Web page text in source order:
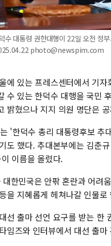
수 대통령 권한대행이 22일 오전 정
photo@newspim.com
에 있는 프레스센터에서 기
수 있는 한덕수 대행을 국민
밝혔으나 지지 의원 명단은
'한덕수 총리 대통령후보 추
도 했다. 추대본부에는 김춘
이름을 올렸다.
한민국은 안팎 혼란과 어려
을 지혜롭게 헤쳐나갈 인물
선 출마 선언 요구를 받는 한
임즈와 인터뷰에서 대선 출